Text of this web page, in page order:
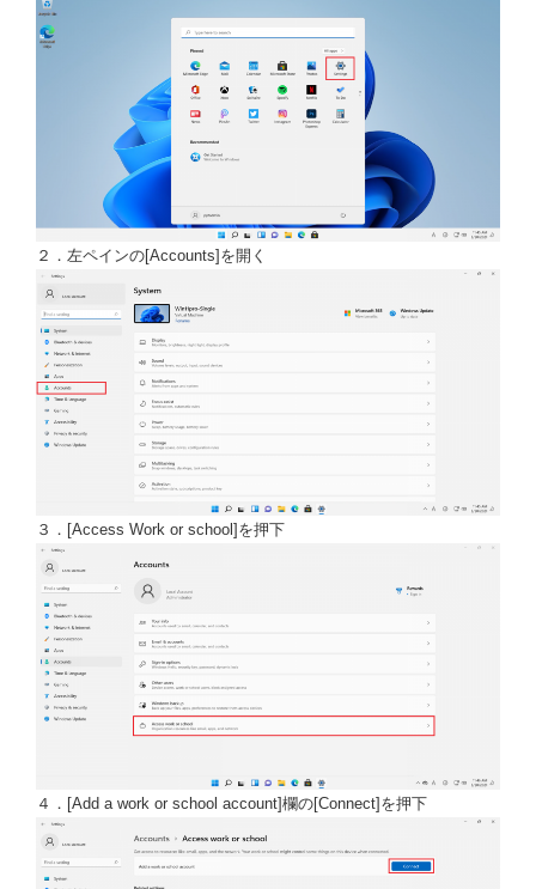
２．左ペインの[Accounts]を開く
３．[Access Work or school]を押下
４．[Add a work or school account]欄の[Connect]を押下